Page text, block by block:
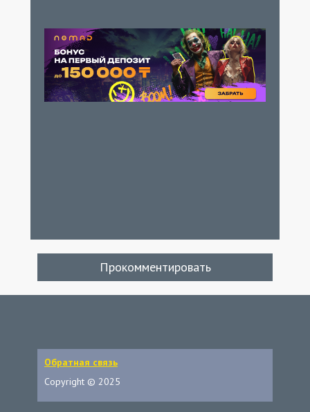
Прокомментировать
Обратная связь
Copyright © 2025